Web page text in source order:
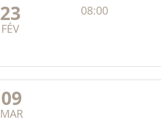
23
FÉV
08:00
09
MAR